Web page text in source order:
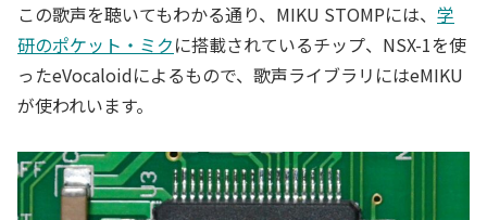
この歌声を聴いてもわかる通り、MIKU STOMPには、 学
研のポケット・ミクに搭載されているチップ、NSX-1を使
ったeVocaloidによるもので、歌声ライブラリにはeMIKU
が使われいます。